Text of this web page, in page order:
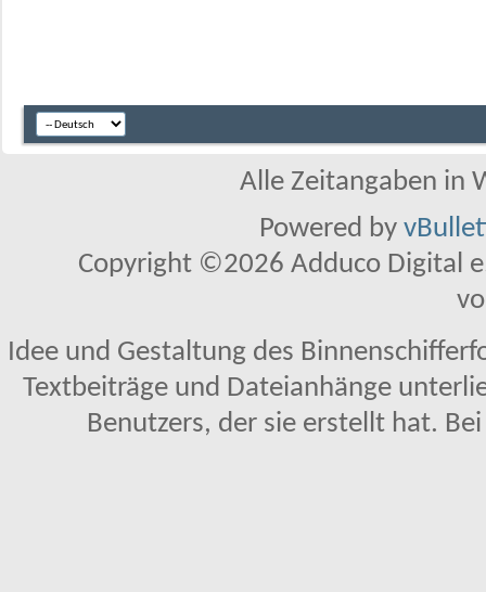
Alle Zeitangaben in
Powered by
Copyright ©2026 Adduco Digital
Idee und Gestaltung des
Textbeiträge und Dateianhänge
Benutzers, der sie erstellt hat.